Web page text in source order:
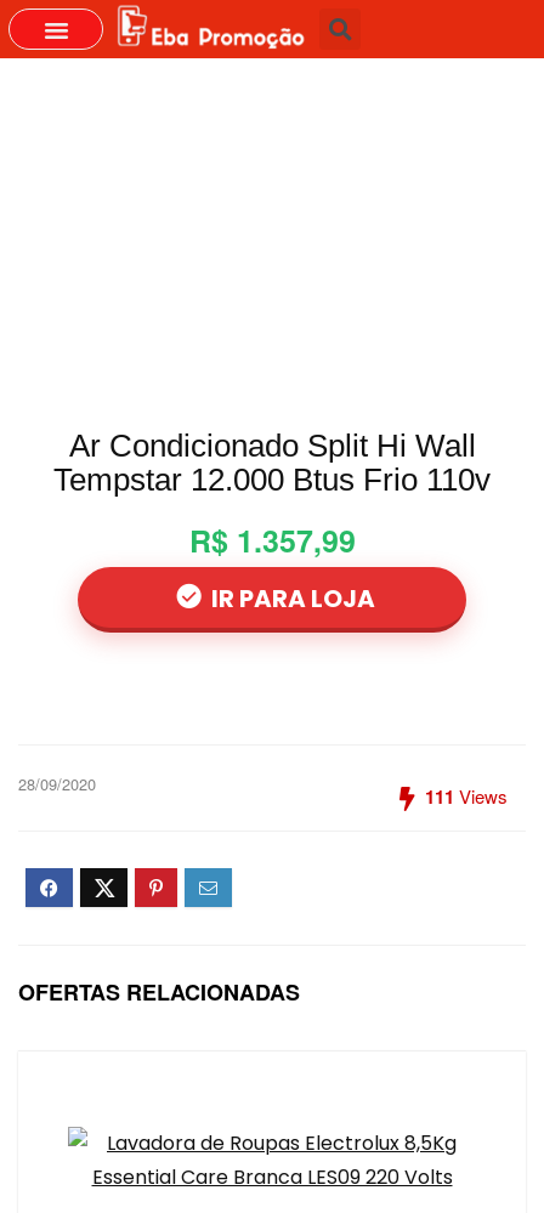
Ar Condicionado Split Hi Wall
Tempstar 12.000 Btus Frio 110v
R$ 1.357,99
IR PARA LOJA
28/09/2020 111 Views
OFERTAS RELACIONADAS